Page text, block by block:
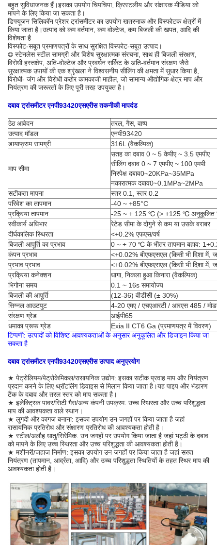
बहुत सुविधाजनक हैं।इसका उपयोग चिपचिपा, क्रिस्टलीय और संक्षारक मीडिया को
मापने के लिए किया जा सकता है।
डिफ्यूजन सिलिकॉन प्रेशर ट्रांसमीटर का उपयोग खतरनाक और विस्फोटक क्षेत्रों में
किया जाता है।उत्पाद को कम वर्तमान, कम वोल्टेज, कम बिजली की खपत, आदि की
विशेषता है
विस्फोट-सबूत प्रमाणपत्रों के साथ सुरक्षित विस्फोट-सबूत उत्पाद।
◎ स्टेनलेस स्टील सामग्री और विशेष सुरक्षात्मक संरचना, साथ ही बिजली संरक्षण,
विरोधी हस्तक्षेप, अति-वोल्टेज और प्रवर्धन सर्किट के अति-वर्तमान संरक्षण जैसे
सुरक्षात्मक उपायों की एक श्रृंखला ने विश्वसनीय सीलिंग की क्षमता में सुधार किया है,
विरोधी- जंग और विरोधी कठोर कामकाजी माहौल, जो सामान्य औद्योगिक क्षेत्र माप और
नियंत्रण की जरूरतों के लिए पूरी तरह उपयुक्त है।
दबाव ट्रांसमीटर एनपी93420एसएरीस तकनीकी मापदंड
ठेठ आवेदन
तरल, गैस, वाष्प
उत्पाद मॉडल
एनपी93420
डायाफ्राम सामग्री
316L (वैकल्पिक)
माप सीमा
सतह का दबाव 0 ~ 5 केपीए ~ 3.5 एमपीए
सीलिंग दबाव 0 ~ 7 एमपीए ~ 100 एमपी
निरपेक्ष दबाव0~20KPa~35MPa
नकारात्मक दबाव0~0.1MPa~2MPa
सटीकता मापना
स्तर 0.1, स्तर 0.2
परिवेश का तापमान
-40 ~ +85°C
प्रक्रिया तापमान
-25 ~ + 125 ℃ (> +125 ℃ अनुकूलित
स्वीकार्य अधिभार
रेटेड सीमा के दोगुने से कम या उसके बराबर
दीर्घकालिक स्थिरता
<+0.2% एफएस/वर्ष
बिजली आपूर्ति का प्रभाव
0 ~ + 70 ℃ के भीतर तापमान बहाव:
कंपन प्रभाव
<+0.02% बीएफएसएल (किसी भी दिशा
प्रभाव प्रभाव
<+0.02% बीएफएसएल (किसी भी दिशा में,
प्रक्रिया कनेक्शन
धागा, निकला हुआ किनारा (वैकल्पिक)
भिगोना समय
0.1 ~ 16s समायोज्य
बिजली की आपूर्ति
(12-36) वीडीसी (± 30%)
सिग्नल आउटपुट
4-20 एमए / एचएआरटी / आरएस 485 /
संरक्षण ग्रेड
आईपी65
धमाका प्रूफ ग्रेड
Exia II CT6 Ga (प्रमाणपत्र में विवरण)
टिप्पणी: उत्पादों को विशिष्ट आवश्यकताओं के अनुसार अनुकूलित और डिजाइन किया जा
सकता है
दबाव ट्रांसमीटर एनपी93420एसएरीस उत्पाद अनुप्रयोग
★ पेट्रोलियम/पेट्रोकेमिकल/रासायनिक उद्योग: इसका सटीक प्रवाह माप और नियंत्रण
प्रदान करने के लिए थ्रॉटलिंग डिवाइस से मिलान किया जाता है।यह पाइप और भंडारण
टैंक के दबाव और तरल स्तर को माप सकता है।
★ इलेक्ट्रिक पावर/सिटी गैस/अन्य कंपनी उपक्रम: उच्च स्थिरता और उच्च परिशुद्धता
माप की आवश्यकता वाले स्थान।
★ लुगदी और कागज बनाना: इसका उपयोग उन जगहों पर किया जाता है जहां
रासायनिक प्रतिरोध और संक्षारण प्रतिरोध की आवश्यकता होती है।
★ स्टील/अलौह धातु/सिरेमिक: उन जगहों पर उपयोग किया जाता है जहां भट्ठी के दबाव
को मापने के लिए उच्च स्थिरता और उच्च परिशुद्धता की आवश्यकता होती है।
★ मशीनरी/जहाज निर्माण: इसका उपयोग उन जगहों पर किया जाता है जहां सख्त
नियंत्रण (तापमान, आर्द्रता, आदि) और उच्च परिशुद्धता स्थितियों के तहत स्थिर माप की
आवश्यकता होती है।